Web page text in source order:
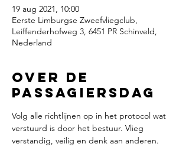
19 aug 2021, 10:00
Eerste Limburgse Zweefvliegclub,
Leiffenderhofweg 3, 6451 PR Schinveld,
Nederland
Over de
passagiersdag
Volg alle richtlijnen op in het protocol wat
verstuurd is door het bestuur. Vlieg
verstandig, veilig en denk aan anderen.